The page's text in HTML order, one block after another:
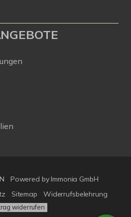
Powered by Immonia GmbH
Sitemap Widerrufsbelehrung
widerrufen